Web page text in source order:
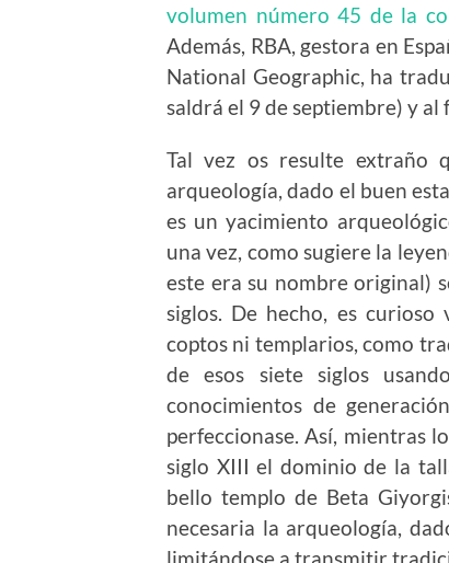
volumen número 45 de la
Además, RBA, gestora en
National Geographic, ha
saldrá el 9 de septiembre) y al
Tal vez os resulte extraño
arqueología, dado el buen
es un yacimiento
una vez, como sugiere la
este era su nombre original)
siglos. De hecho, es
coptos ni templarios, como
de esos siete siglos
conocimientos de
perfeccionase. Así, mientras
siglo XIII el dominio de la
bello templo de Beta
necesaria la arqueología,
limitándose a transmitir